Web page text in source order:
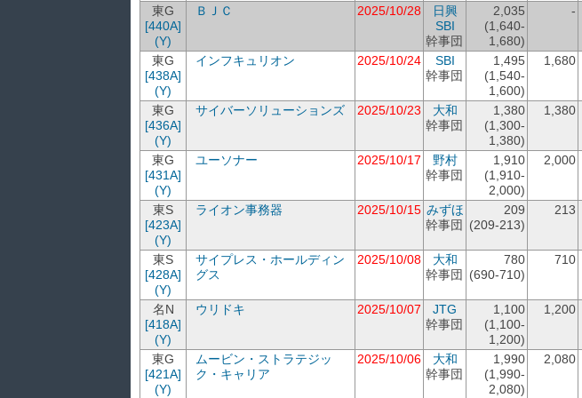
東G
[440A]
(Y)
ＢＪＣ 2025/10/28
日興
SBI
幹事団
2,035
(1,640-
1,680)
-
東G
[438A]
(Y)
インフキュリオン 2025/10/24
SBI
幹事団
1,495
(1,540-
1,600)
1,680
東G
[436A]
(Y)
サイバーソリューションズ 2025/10/23
大和
幹事団
1,380
(1,300-
1,380)
1,380
東G
[431A]
(Y)
ユーソナー 2025/10/17
野村
幹事団
1,910
(1,910-
2,000)
2,000
東S
[423A]
(Y)
ライオン事務器 2025/10/15 みずほ
幹事団
209
(209-213)
213
東S
[428A]
(Y)
サイプレス・ホールディン
グス
2025/10/08
大和
幹事団
780
(690-710)
710
名N
[418A]
(Y)
ウリドキ 2025/10/07
JTG
幹事団
1,100
(1,100-
1,200)
1,200
東G
[421A]
(Y)
ムービン・ストラテジッ
ク・キャリア
2025/10/06
大和
幹事団
1,990
(1,990-
2,080)
2,080